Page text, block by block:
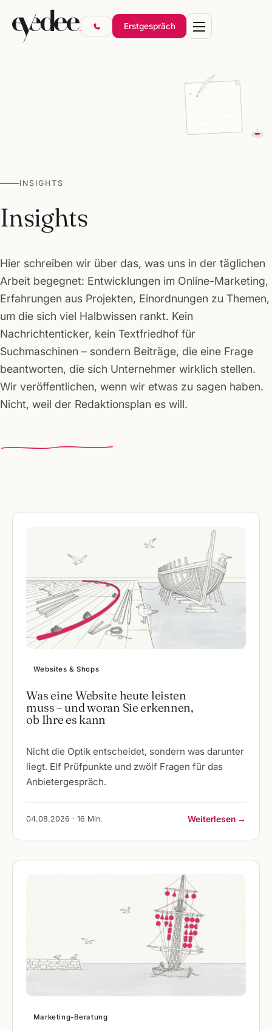
Erstgespräch
SEO & KI-Sichtbarkeit
Gründerpakete
INSIGHTS
Insights
Hier schreiben wir über das, was uns in der täglichen
Arbeit begegnet: Entwicklungen im Online-Marketing,
Erfahrungen aus Projekten, Einordnungen zu Themen,
um die sich viel Halbwissen rankt. Kein
Nachrichtenticker, kein Textfriedhof für
Suchmaschinen – sondern Beiträge, die eine Frage
beantworten, die sich Unternehmer wirklich stellen.
Wir veröffentlichen, wenn wir etwas zu sagen haben.
Nicht, weil der Redaktionsplan es will.
Websites & Shops
Was eine Website heute leisten
muss – und woran Sie erkennen,
ob Ihre es kann
Nicht die Optik entscheidet, sondern was darunter
liegt. Elf Prüfpunkte und zwölf Fragen für das
Anbietergespräch.
04.08.2026 · 16 Min. Weiterlesen →
Marketing-Beratung